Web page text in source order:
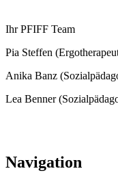
Ihr PFIFF Team
Pia Steffen
Anika Banz
Lea Benner
Navigation